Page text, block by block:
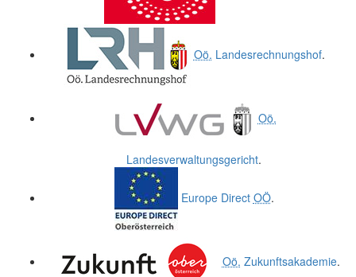
Oö. Landesrechnungshof.
Oö.
Landesverwaltungsgericht.
Europe Direct OÖ.
Oö. Zukunftsakademie.